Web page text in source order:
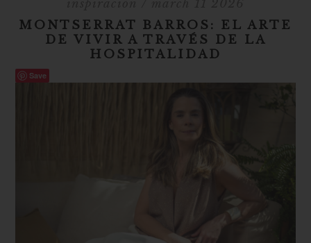
MONTSERRAT BARROS: EL ARTE
DE VIVIR A TRAVÉS DE LA
HOSPITALIDAD
Save